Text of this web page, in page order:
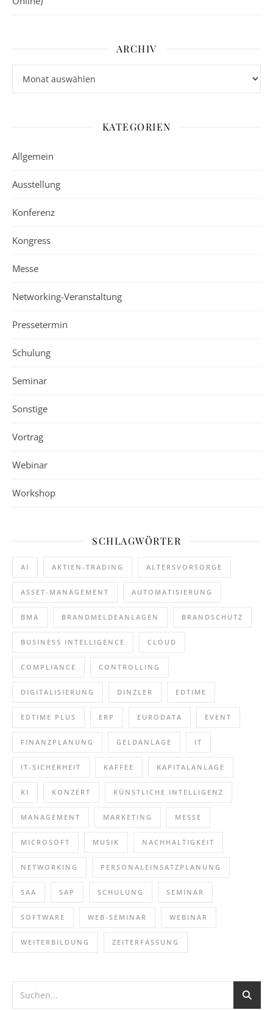
ARCHIV
KATEGORIEN
Allgemein
Ausstellung
Konferenz
Kongress
Messe
Networking-Veranstaltung
Pressetermin
Schulung
Seminar
Sonstige
Vortrag
Webinar
Workshop
SCHLAGWÖRTER
AI AKTIEN-TRADING ALTERSVORSORGE
ASSET-MANAGEMENT AUTOMATISIERUNG
BMA BRANDMELDEANLAGEN BRANDSCHUTZ
BUSINESS INTELLIGENCE CLOUD
COMPLIANCE CONTROLLING
DIGITALISIERUNG DINZLER EDTIME
EDTIME PLUS ERP EURODATA EVENT
FINANZPLANUNG GELDANLAGE IT
IT-SICHERHEIT KAFFEE KAPITALANLAGE
KI KONZERT KÜNSTLICHE INTELLIGENZ
MANAGEMENT MARKETING MESSE
MICROSOFT MUSIK NACHHALTIGKEIT
NETWORKING PERSONALEINSATZPLANUNG
SAA SAP SCHULUNG SEMINAR
SOFTWARE WEB-SEMINAR WEBINAR
WEITERBILDUNG ZEITERFASSUNG